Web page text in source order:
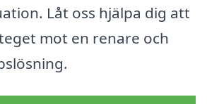
Låt oss hjälpa dig att
mot en renare och